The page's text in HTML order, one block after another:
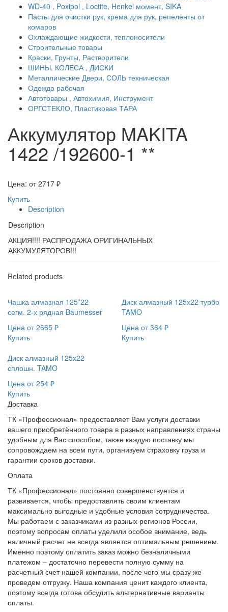
WD-40 , Poxipol , Loctite, Henkel момент, SIKA
Пасты для очистки рук, крема для рук, репеленты от
комаров
Охлаждающие жидкости, теплоносители
Строительные товары
Краски, Грунты, Растворители
ШИНЫ, КОЛЕСА , ДИСКИ
Металлические Двери, СОЛЬ техническая
Одежда рабочая
Автотовары , Автохимия, Инструмент
ОРГСТЕКЛО, Пластиковая ТАРА
Аккумулятор MAKITA
1422 /192600-1 **
Цена: от2717 ₽
Купить
Description
Description
АКЦИЯ!!!! РАСПРОДАЖА ОРИГИНАЛЬНЫХ
АККУМУЛЯТОРОВ!!!
Related products
Чашка алмазная 125*22
сегм. 2-х рядная Baumesser
Цена от2665 ₽
Купить
Диск алмазный 125х22 турбо
TAMO
Цена от364 ₽
Купить
Диск алмазный 125х22
сплошн. TAMO
Цена от254 ₽
Купить
Доставка
ТК «Профессионал» предоставляет Вам услуги доставки
вашего приобретённого товара в разных направлениях страны
удобным для Вас способом, также каждую поставку мы
сопровождаем на всем пути, организуем страховку груза и
гарантии сроков доставки.
Оплата
ТК «Профессионал» постоянно совершенствуется и
развивается, чтобы предоставлять своим клиентам
максимально выгодные и удобные условия сотрудничества.
Мы работаем с заказчиками из разных регионов России,
поэтому вопросам оплаты уделили особое внимание, ведь
наличный расчет не всегда является оптимальным решением.
Именно поэтому оплатить заказ можно безналичными
платежом – достаточно перевести полную сумму на
расчетный счет нашей компании, после чего мы сразу же
проведем отгрузку. Наша компания ценит каждого клиента,
поэтому всегда готова обсудить альтернативные варианты
оплаты.